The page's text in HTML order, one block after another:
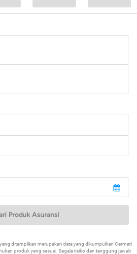
Produk Asuransi
ditampilkan merupakan data yang dikumpulkan Cermati
produk yang sesuai. Segala risiko dan tanggung jawab